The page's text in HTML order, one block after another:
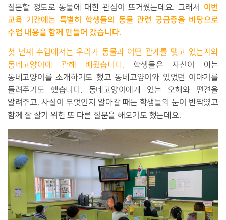
질문할 정도로 동물에 대한 관심이 뜨거웠는데요. 그래서 이번
교육 기간에는 특별히 학생들의 동물 관련 궁금증을 바탕으로
수업 내용을 함께 만들어 갔습니다.
첫 번째 수업에서는 우리가 동물과 어떤 관계를 맺고 있는지와
동네고양이에 관해 배웠습니다.
학생들은 자신이 아는
동네고양이를 소개하기도 했고 동네고양이와 있었던 이야기를
들려주기도 했습니다. 동네고양이에게 있는 오해와 편견을
알려주고, 사실이 무엇인지 알아갈 때는 학생들의 눈이 반짝였고
함께 잘 살기 위한 또 다른 질문을 해오기도 했는데요.